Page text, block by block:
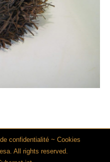
confidentialité~ Cookies
All rights reserved.